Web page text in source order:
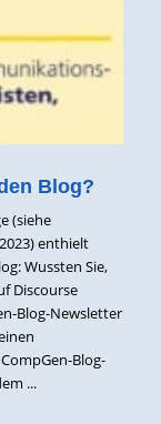
Blog?
(siehe
enthielt
Wussten Sie,
Discourse
Blog-Newsletter
Blog-
...